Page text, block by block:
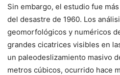
Sin embargo, el estudio fue
del desastre de 1960. Los
geomorfológicos y numéricos
grandes cicatrices visibles en
un paleodeslizamiento masivo
metros cúbicos, ocurrido hace